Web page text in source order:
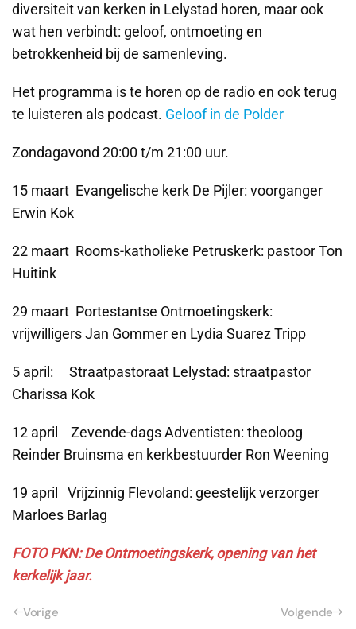
diversiteit van kerken in Lelystad horen, maar ook
wat hen verbindt: geloof, ontmoeting en
betrokkenheid bij de samenleving.
Het programma is te horen op de radio en ook terug
te luisteren als podcast. Geloof in de Polder
Zondagavond 20:00 t/m 21:00 uur.
15 maart Evangelische kerk De Pijler: voorganger
Erwin Kok
22 maart Rooms-katholieke Petruskerk: pastoor Ton
Huitink
29 maart Portestantse Ontmoetingskerk:
vrijwilligers Jan Gommer en Lydia Suarez Tripp
5 april: Straatpastoraat Lelystad: straatpastor
Charissa Kok
12 april Zevende-dags Adventisten: theoloog
Reinder Bruinsma en kerkbestuurder Ron Weening
19 april Vrijzinnig Flevoland: geestelijk verzorger
Marloes Barlag
FOTO PKN: De Ontmoetingskerk, opening van het
kerkelijk jaar.
Vorige Volgende